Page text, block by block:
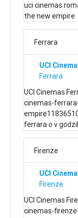
uci cinemas
the new empire
Ferrara
UCI
Ferrara
UCI Cinemas
cinemas-
ferrara o v
Firenze
UCI
Firenze
UCI Cinemas
cinemas-